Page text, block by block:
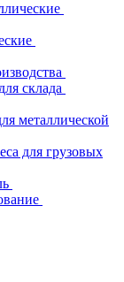
склада
металлической
для грузовых